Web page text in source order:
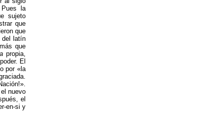
la
sujeto
que
que
del latín
que
propia,
El
por «la
nuevo
el
en-si y